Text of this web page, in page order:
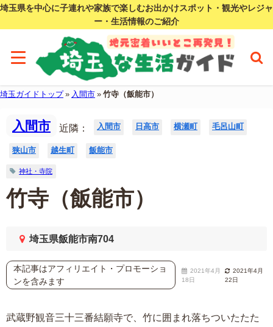
埼玉県を中心に子連れや家族で楽しむお出かけスポット・観光やレジャ
ー・生活情報のご紹介
埼玉ガイドトップ» 入間市 » 竹寺（飯能市）
入間市 近隣： 入間市 日高市 横瀬町 毛呂山町
狭山市 越生町 飯能市
神社・寺院
竹寺（飯能市）
埼玉県飯能市南704
本記事はアフィリエイト・プロモーショ
ンを含みます
2021年4月
18日
2021年4月
22日
武蔵野観音三十三番結願寺で、竹に囲まれ落ちついたたた